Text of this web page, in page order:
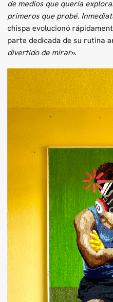
de medios que quería
primeros que probé.
chispa evolucionó
parte dedicada de su rutina
divertido de mirar».